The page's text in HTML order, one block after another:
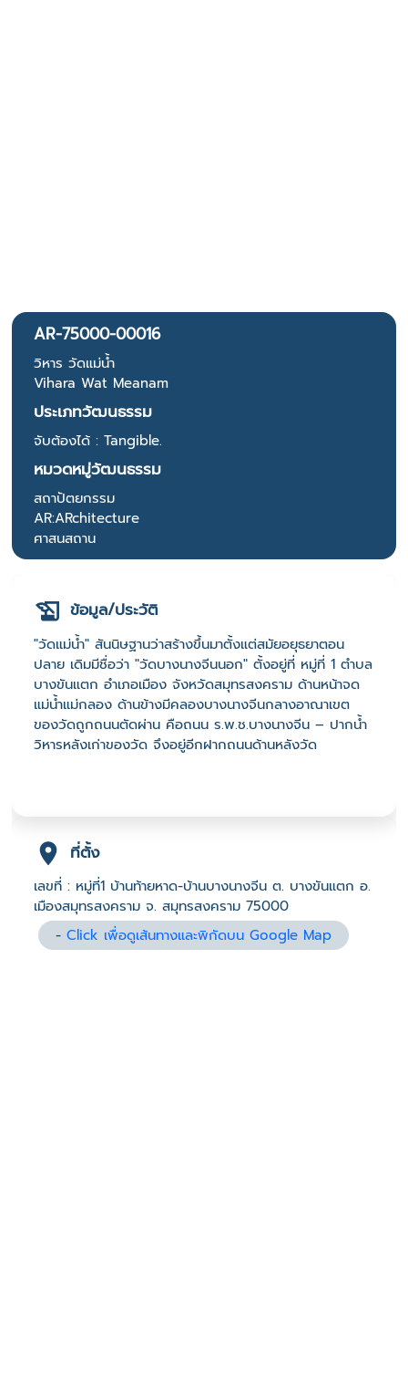
AR-75000-00016
วิหาร วัดแม่น้ำ
Vihara Wat Meanam
ประเภทวัฒนธรรม
จับต้องได้ : Tangible.
หมวดหมู่วัฒนธรรม
สถาปัตยกรรม
AR:ARchitecture
ศาสนสถาน
ข้อมูล/ประวัติ
"วัดแม่น้ำ" สันนิษฐานว่าสร้างขึ้นมาตั้งแต่สมัยอยุธยาตอน
ปลาย เดิมมีชื่อว่า "วัดบางนางจีนนอก" ตั้งอยู่ที่ หมู่ที่ 1 ตำบล
บางขันแตก อำเภอเมือง จังหวัดสมุทรสงคราม ด้านหน้าจด
แม่น้ำแม่กลอง ด้านข้างมีคลองบางนางจีนกลางอาณาเขต
ของวัดถูกถนนตัดผ่าน คือถนน ร.พ.ช.บางนางจีน – ปากน้ำ
วิหารหลังเก่าของวัด จึงอยู่อีกฝากถนนด้านหลังวัด
ที่ตั้ง
เลขที่ : หมู่ที่1 บ้านท้ายหาด-บ้านบางนางจีน ต. บางขันแตก อ.
เมืองสมุทรสงคราม จ. สมุทรสงคราม 75000
-Click เพื่อดูเส้นทางและพิกัดบน Google Map